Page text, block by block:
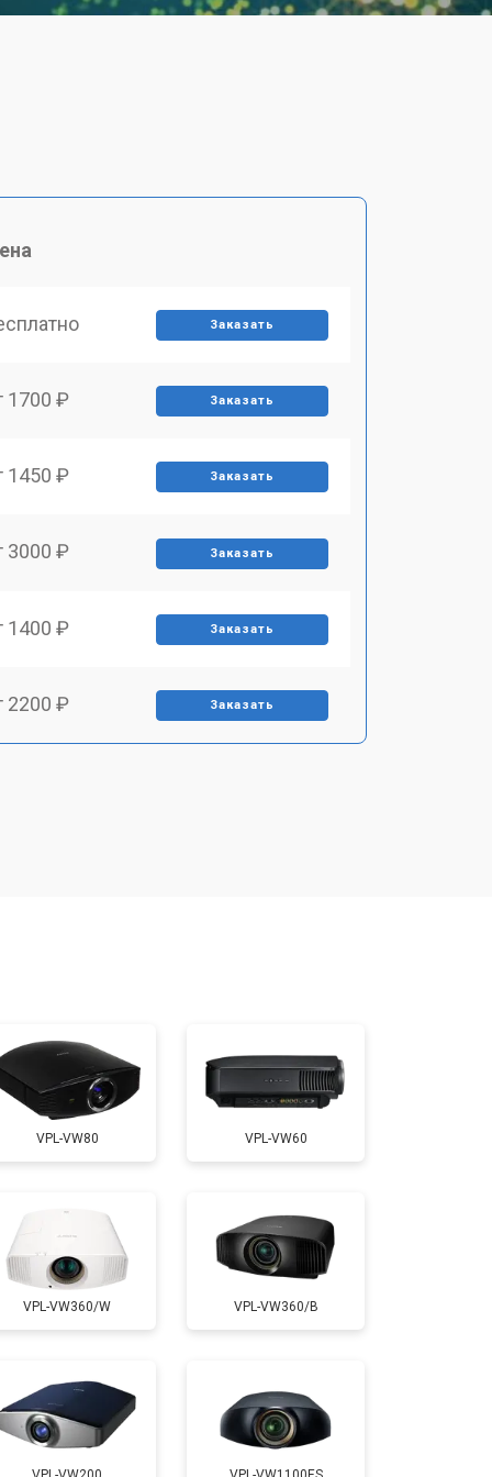
Заказать
1700 ₽ Заказать
1450 ₽ Заказать
3000 ₽ Заказать
1400 ₽ Заказать
2200 ₽ Заказать
2000 ₽ Заказать
1900 ₽ Заказать
VPL-VW80 VPL-VW60
VPL-VW360/W VPL-VW360/B